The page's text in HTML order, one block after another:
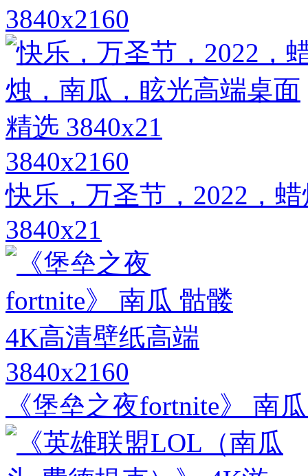
3840x2160
3840x2160
快乐，万圣节，2022，
3840x21
3840x2160
《堡垒之夜fortnite》 南